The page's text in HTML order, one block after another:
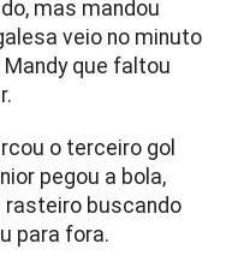
mas mandou
veio no minuto
que faltou
o terceiro gol
pegou a bola,
rasteiro buscando
para fora.